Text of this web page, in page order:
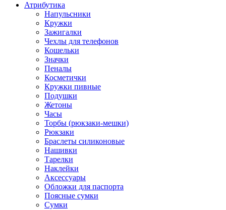
Атрибутика
Напульсники
Кружки
Зажигалки
Чехлы для телефонов
Кошельки
Значки
Пеналы
Косметички
Кружки пивные
Подушки
Жетоны
Часы
Торбы (рюкзаки-мешки)
Рюкзаки
Браслеты силиконовые
Нашивки
Тарелки
Наклейки
Аксессуары
Обложки для паспорта
Поясные сумки
Сумки